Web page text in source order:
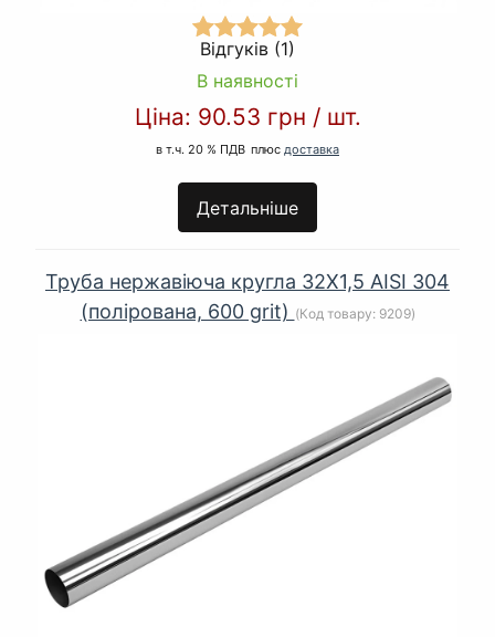
Відгуків (1)
В наявності
Ціна: 90.53 грн / шт.
в т.ч. 20 % ПДВ плюс доставка
Детальніше
Труба нержавіюча кругла 32Х1,5 AISI 304
(полірована, 600 grit) (Код товару: 9209)